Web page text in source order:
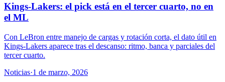
Kings-Lakers: el pick está en el tercer cuarto, no en
el ML
Con LeBron entre manejo de cargas y rotación corta, el dato útil en
Kings-Lakers aparece tras el descanso: ritmo, banca y parciales del
tercer cuarto.
Noticias·1 de marzo, 2026